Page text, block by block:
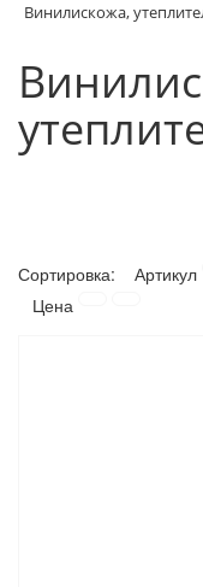
КАНЦТОВАРЫ
КЛИМАТИЧЕСКАЯ
КРЕПЕЖ И
НАСОСНОЕ
Винилискожа,
Сортировка: Артикул
Цена